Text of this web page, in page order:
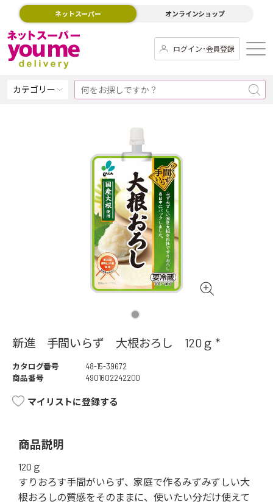
ネットスーパー オンラインショップ
ログイン･会員登録
カテゴリー
新進 手間いらず 大根おろし 120ｇ *
カタログ番号
48-15-39672
商品番号
4901602242200
マイリストに登録する
商品説明
120ｇ
すりおろす手間がいらず、家庭で作るみずみずしい大
根おろしの質感をそのままに、使いたい分だけ使えて